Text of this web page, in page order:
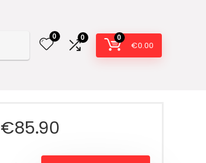
0 0 0
€0.00
€85.90